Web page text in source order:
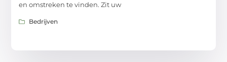
en omstreken te vinden. Zit uw
Bedrijven